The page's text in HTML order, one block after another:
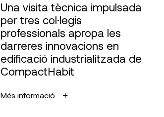
Una visita tècnica impulsada
per tres col·legis
professionals apropa les
darreres innovacions en
edificació industrialitzada de
CompactHabit
Més informació